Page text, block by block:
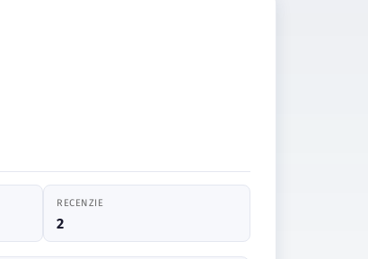
RECENZIE
2